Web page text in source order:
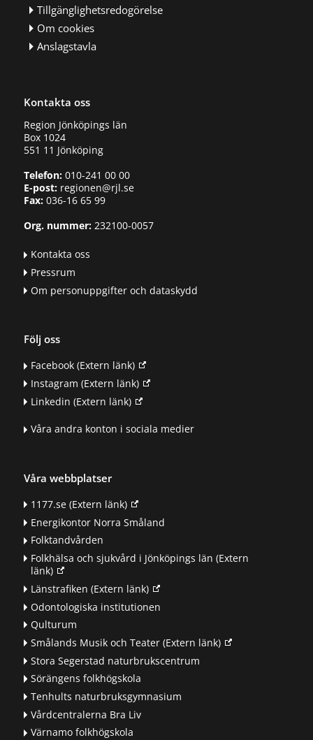
Tillgänglighetsredogörelse
Om cookies
Anslagstavla
Kontakta oss
Region Jönköpings län
Box 1024
551 11 Jönköping
Telefon:010-241 00 00
E-post:regionen@rjl.se
Fax: 036-16 65 99
Org. nummer:232100-0057
Kontakta oss
Pressrum
Om personuppgifter och dataskydd
Följ oss
Facebook(Extern länk)
Instagram (Extern länk)
Linkedin (Extern länk)
Våra andra konton i sociala medier
Våra webbplatser
1177.se(Extern länk)
Energikontor Norra Småland
Folktandvården
Folkhälsa och sjukvård i Jönköpings län (Extern
länk)
Länstrafiken (Extern länk)
Odontologiska institutionen
Qulturum
Smålands Musik och Teater(Extern länk)
Stora Segerstad naturbrukscentrum
Sörängens folkhögskola
Tenhults naturbruksgymnasium
Vårdcentralerna Bra Liv
Värnamo folkhögskola